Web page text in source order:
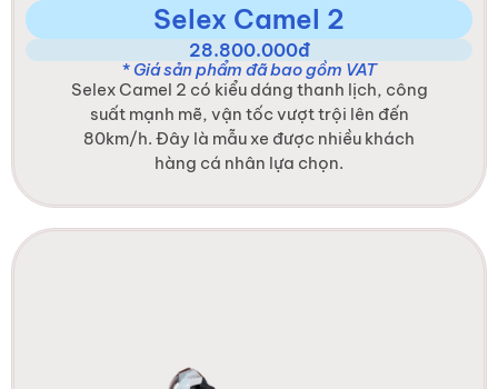
Selex Camel 2
28.800.000đ
* Giá sản phẩm đã bao gồm VAT
Selex Camel 2 có kiểu dáng thanh lịch, công
suất mạnh mẽ, vận tốc vượt trội lên đến
80km/h. Đây là mẫu xe được nhiều khách
hàng cá nhân lựa chọn.